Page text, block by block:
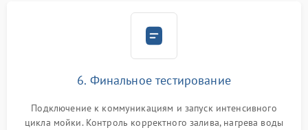
6. Финальное тестирование
Подключение к коммуникациям и запуск интенсивного
цикла мойки. Контроль корректного залива, нагрева воды